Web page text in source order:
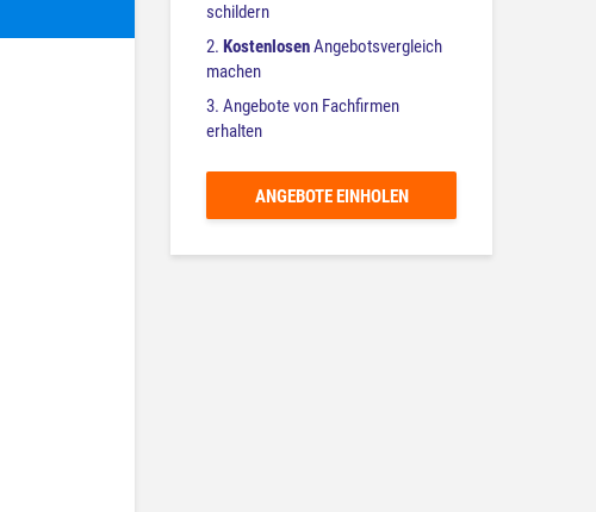
schildern
2. KostenlosenAngebotsvergleich
machen
3. Angebote von Fachfirmen
erhalten
ANGEBOTE EINHOLEN